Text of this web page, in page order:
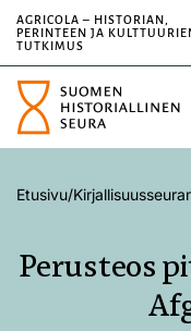
AGRICOLA – HISTORIAN,
PERINTEEN JA
TUTKIMUS
Etusivu/
Perusteos